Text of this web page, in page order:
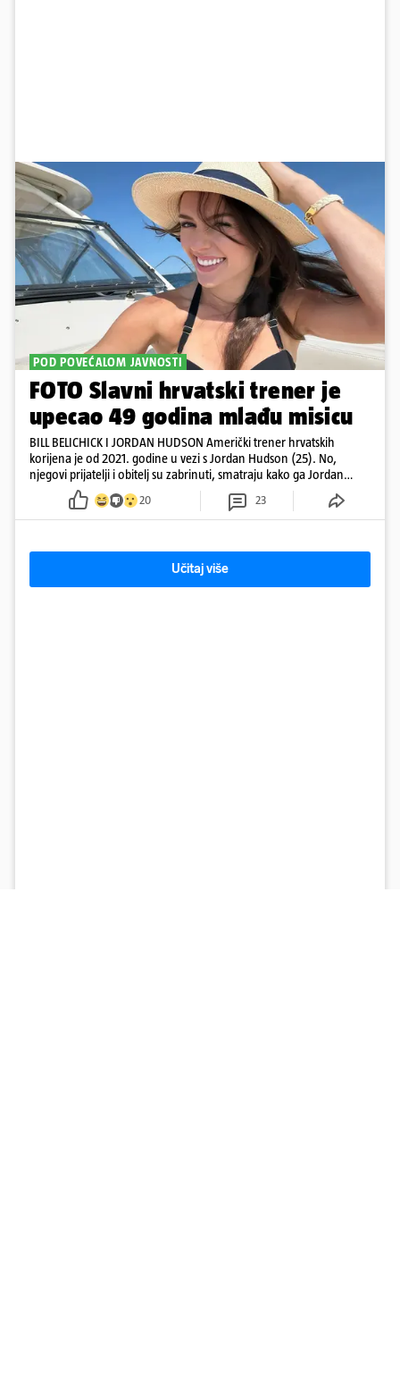
POD POVEĆALOM JAVNOSTI
FOTO Slavni hrvatski trener je
upecao 49 godina mlađu misicu
BILL BELICHICK I JORDAN HUDSON Američki trener hrvatskih
korijena je od 2021. godine u vezi s Jordan Hudson (25). No,
njegovi prijatelji i obitelj su zabrinuti, smatraju kako ga Jordan
kontrolira
20 23
Učitaj više